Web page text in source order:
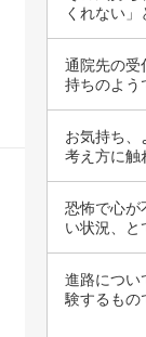
くれない
通院先の受
持ちのよう
お気持ち、
考え方に触
恐怖で心が
い状況、と
進路につい
験するもの